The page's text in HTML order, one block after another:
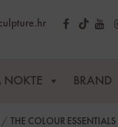
NOKTE BRAND
/ THE COLOUR ESSENTIALS